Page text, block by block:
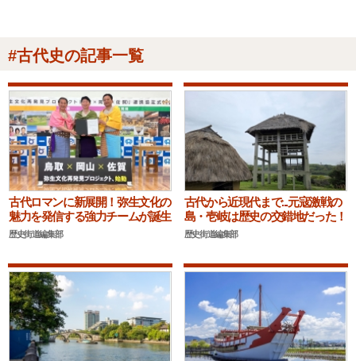
#古代史の記事一覧
古代ロマンに新展開！弥生文化の
魅力を発信する強力チームが誕生
歴史街道編集部
古代から近現代まで...元寇激戦の
島・壱岐は歴史の交錯地だった！
歴史街道編集部